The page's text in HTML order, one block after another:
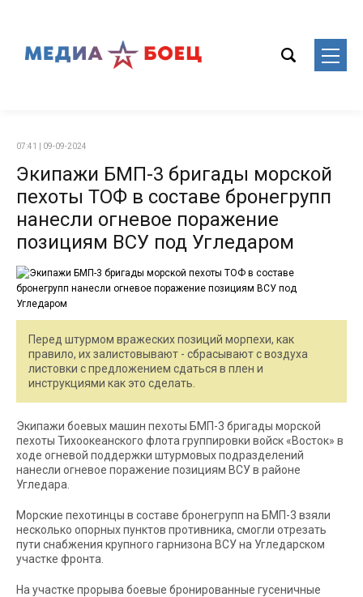
07:41 | 09-09-2024
Экипажи БМП-3 бригады морской
пехоты ТОФ в составе бронегрупп
нанесли огневое поражение
позициям ВСУ под Угледаром
Перед штурмом вражеских позиций морпехи, как
правило, их залистовывают - сбрасывают с воздуха
листовки с предложением сдаться в плен и
инструкциями как это сделать.
Экипажи боевых машин пехоты БМП-3 бригады морской
пехоты Тихоокеанского флота группировки войск «Восток» в
ходе огневой поддержки штурмовых подразделений
нанесли огневое поражение позициям ВСУ в районе
Угледара.
Морские пехотинцы в составе бронегрупп на БМП-3 взяли
несколько опорных пунктов противника, смогли отрезать
пути снабжения крупного гарнизона ВСУ на Угледарском
участке фронта.
На участке прорыва боевые бронированные гусеничные